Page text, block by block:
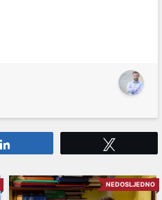
NEDOSLJEDNO